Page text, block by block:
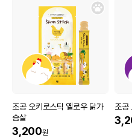
조공 오키로스틱 옐로우 닭가
슴살
3,200원
조공